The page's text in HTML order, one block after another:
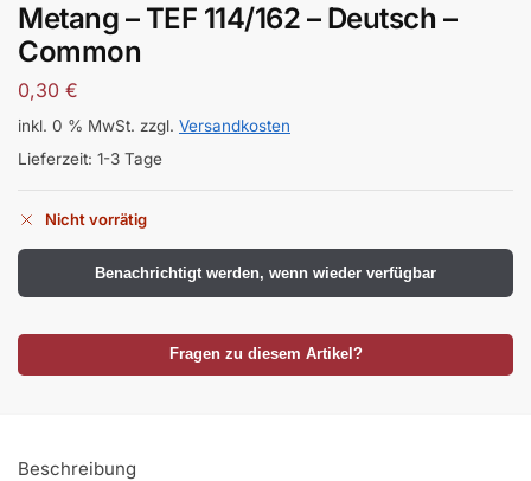
Metang – TEF 114/162 – Deutsch –
Common
0,30 €
inkl. 0 % MwSt. zzgl. Versandkosten
Lieferzeit: 1-3 Tage
Nicht vorrätig
Benachrichtigt werden, wenn wieder verfügbar
Fragen zu diesem Artikel?
Beschreibung